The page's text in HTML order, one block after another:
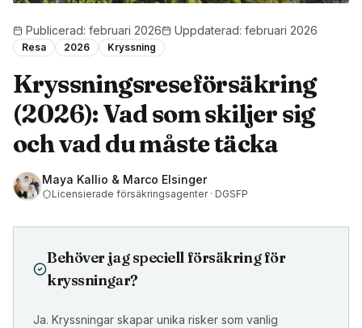
Publicerad: februari 2026 Uppdaterad: februari 2026
Resa 2026 Kryssning
Kryssningsreseförsäkring
(2026): Vad som skiljer sig
och vad du måste täcka
Maya Kallio & Marco Elsinger
Licensierade försäkringsagenter · DGSFP
Behöver jag speciell försäkring för
kryssningar?
Ja. Kryssningar skapar unika risker som vanlig